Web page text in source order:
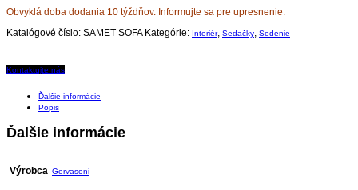
Obvyklá doba dodania 10 týždňov. Informujte sa pre upresnenie.
Katalógové číslo: SAMET SOFA Kategórie: Interiér, Sedačky Sedenie
Kontaktujte nás
Ďalšie informácie
Popis
Ďalšie informácie
Výrobca Gervasoni